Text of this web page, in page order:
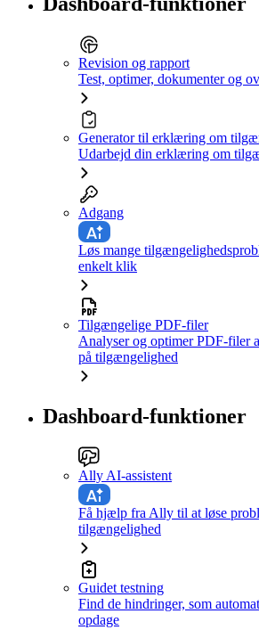
Revision og rapport
Test, optimer, dokumenter og
Generator til erklæring om
Udarbejd din erklæring om
Adgang
Løs mange
enkelt klik
Tilgængelige PDF-filer
Analyser og optimer PDF-filer
på tilgængelighed
Dashboard-funktioner
Ally AI-assistent
Få hjælp fra Ally til at løse
tilgængelighed
Guidet testning
Find de hindringer, som
opdage